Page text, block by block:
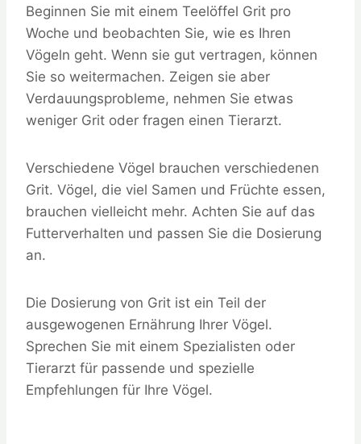
Beginnen Sie mit einem Teelöffel Grit pro
Woche und beobachten Sie, wie es Ihren
Vögeln geht. Wenn sie gut vertragen, können
Sie so weitermachen. Zeigen sie aber
Verdauungsprobleme, nehmen Sie etwas
weniger Grit oder fragen einen Tierarzt.
Verschiedene Vögel brauchen verschiedenen
Grit. Vögel, die viel Samen und Früchte essen,
brauchen vielleicht mehr. Achten Sie auf das
Futterverhalten und passen Sie die Dosierung
an.
Die Dosierung von Grit ist ein Teil der
ausgewogenen Ernährung Ihrer Vögel.
Sprechen Sie mit einem Spezialisten oder
Tierarzt für passende und spezielle
Empfehlungen für Ihre Vögel.